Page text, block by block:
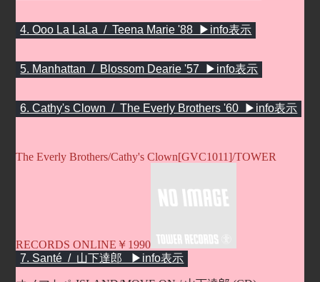
The Everly Brothers/Cathy's Clown[GVC1011]/TOWER
RECORDS ONLINE￥1990